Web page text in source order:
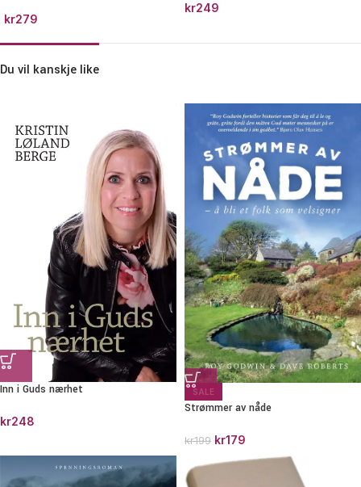
kr279
kr249
Du vil kanskje like
Inn i Guds nærhet
kr248
SALE
Strømmer av nåde
kr199 kr179